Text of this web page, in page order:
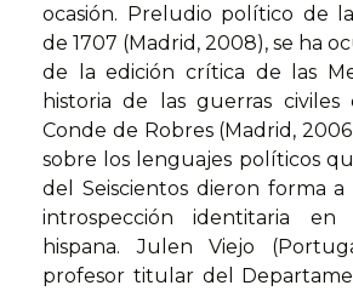
ocasión. Preludio político de
de 1707 (Madrid, 2008), se ha
de la edición crítica de las
historia de las guerras civiles
Conde de Robres (Madrid,
sobre los lenguajes políticos
del Seiscientos dieron forma
introspección identitaria en
hispana. Julen Viejo
profesor titular del